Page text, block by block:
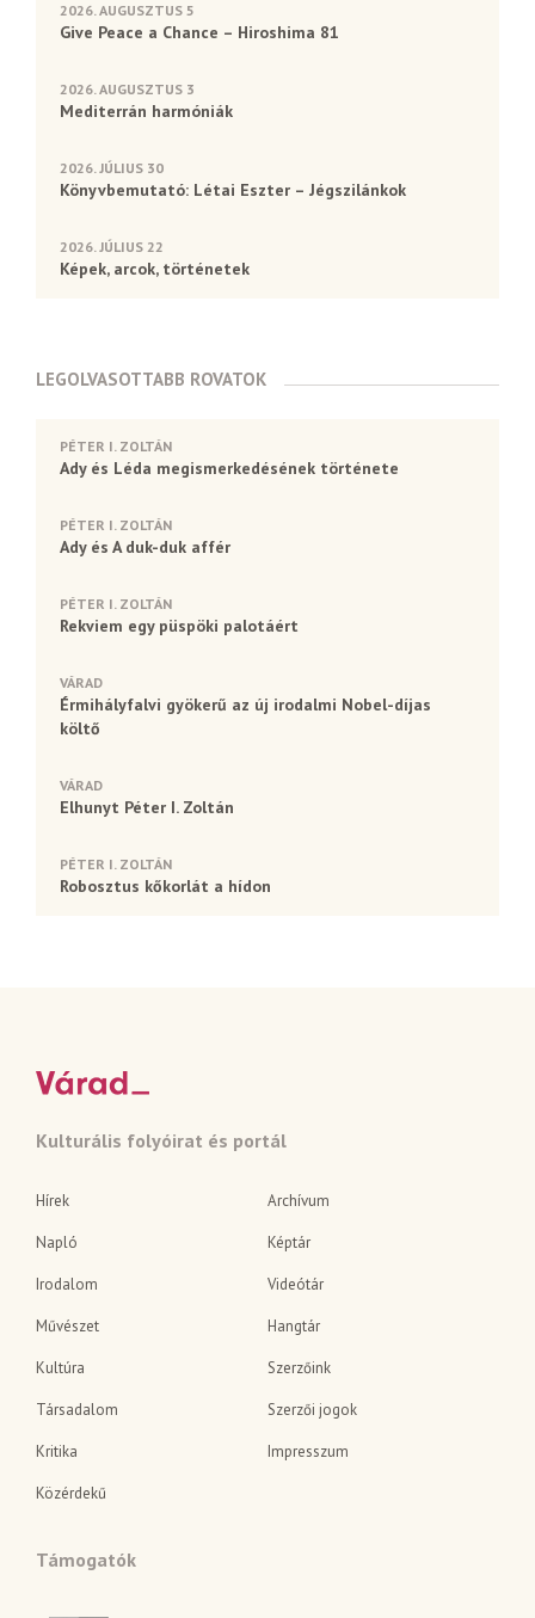
2026. AUGUSZTUS 5
Give Peace a Chance – Hiroshima 81
2026. AUGUSZTUS 3
Mediterrán harmóniák
2026. JÚLIUS 30
Könyvbemutató: Létai Eszter – Jégszilánkok
2026. JÚLIUS 22
Képek, arcok, történetek
LEGOLVASOTTABB ROVATOK
PÉTER I. ZOLTÁN
Ady és Léda megismerkedésének története
PÉTER I. ZOLTÁN
Ady és A duk-duk affér
PÉTER I. ZOLTÁN
Rekviem egy püspöki palotáért
VÁRAD
Érmihályfalvi gyökerű az új irodalmi Nobel-díjas
költő
VÁRAD
Elhunyt Péter I. Zoltán
PÉTER I. ZOLTÁN
Robosztus kőkorlát a hídon
Kulturális folyóirat és portál
Hírek
Napló
Irodalom
Művészet
Kultúra
Társadalom
Kritika
Közérdekű
Archívum
Képtár
Videótár
Hangtár
Szerzőink
Szerzői jogok
Impresszum
Támogatók